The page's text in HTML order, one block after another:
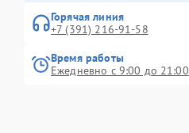
Горячая линия
+7 (391) 216-91-58
Время работы
Ежедневно с 9:00 до 21:00